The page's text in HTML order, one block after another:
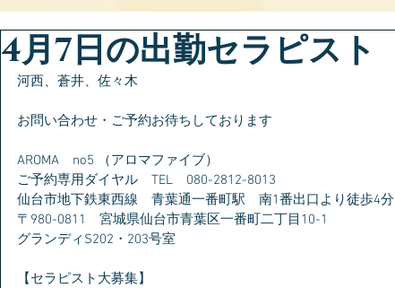
4月7日の出勤セラピスト
河西、蒼井、佐々木
お問い合わせ・ご予約お待ちしております
AROMA　no5 （アロマファイブ）
ご予約専用ダイヤル　TEL　080-2812-8013
仙台市地下鉄東西線　青葉通一番町駅　南1番出口より徒歩4分
〒980-0811　宮城県仙台市青葉区一番町二丁目10-1
グランディS202・203号室
【セラピスト大募集】